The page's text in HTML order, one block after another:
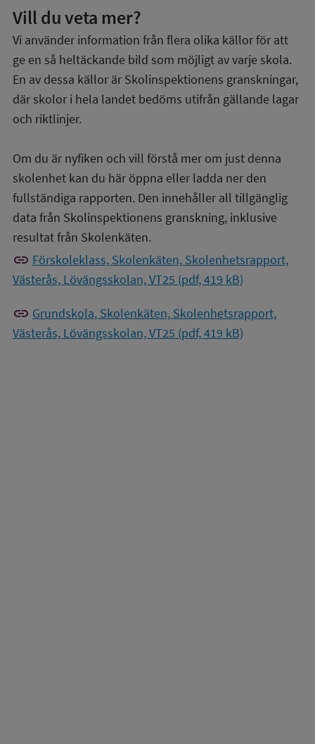
Vill du veta mer?
Vi använder information från flera olika källor för att
ge en så heltäckande bild som möjligt av varje skola.
En av dessa källor är Skolinspektionens granskningar,
där skolor i hela landet bedöms utifrån gällande lagar
och riktlinjer.
Om du är nyfiken och vill förstå mer om just denna
skolenhet kan du här öppna eller ladda ner den
fullständiga rapporten. Den innehåller all tillgänglig
data från Skolinspektionens granskning, inklusive
resultat från Skolenkäten.
link Förskoleklass, Skolenkäten, Skolenhetsrapport,
Västerås, Lövängsskolan, VT25 (pdf, 419 kB)
link Grundskola, Skolenkäten, Skolenhetsrapport,
Västerås, Lövängsskolan, VT25 (pdf, 419 kB)